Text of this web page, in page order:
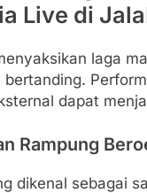
Live di
laga
bertanding.
dapat
Rampung
dikenal sebagai